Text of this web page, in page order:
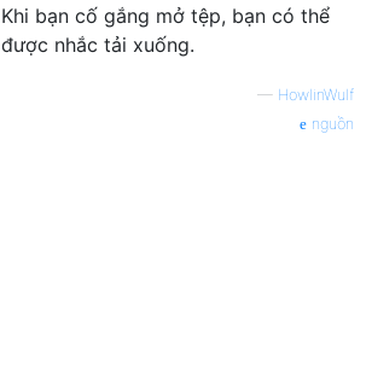
Khi bạn cố gắng mở tệp, bạn có thể
được nhắc tải xuống.
— HowlinWulf
nguồn